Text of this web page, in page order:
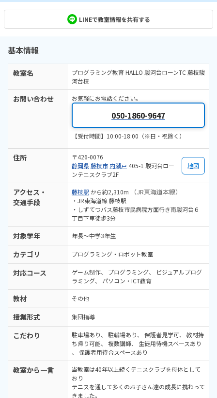
LINEで教室情報を共有する
基本情報
教室名
プログラミング教育 HALLO 駿河台ローンTC 藤枝駿
河台校
お問い合わせ お気軽にお電話ください。
050-1860-9647
【受付時間】10:00-18:00（※日・祝除く）
住所
〒426-0076
静岡県藤枝市 内瀬戸 405-1 駿河台ロー
ンテニスクラブ2F
地図
アクセス・
交通手段
藤枝駅 から約2,310m （JR東海道本線）
・JR東海道線 藤枝駅
・しずてつバス藤枝市民病院方面行き南駿河台６
丁目下車徒歩3分
対象学年 年長～中学3年生
カテゴリ プログラミング・ロボット教室
対応コース ゲーム制作 プログラミング
ビジュアルプログ
ラミング
パソコン・ICT教育
教材 その他
授業形式 集団指導
こだわり 駐車場あり 駐輪場あり 保護者見学可
教材持
ち帰り可能
複数講師
生徒用待機スペースあり
保護者用待合スペースあり
教室から一言
当教室は40年以上続くテニスクラブを母体として
おり
テニスを通して多くのお子さん達の成長に携わって
きました。